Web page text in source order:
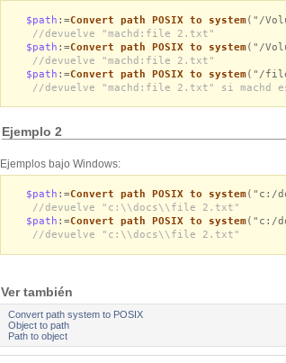
$path :=Convert path POSIX to system("/
//devuelve "machd:file 2.txt"
$path :=Convert path POSIX to system("/
//devuelve "machd:file 2.txt"
$path :=Convert path POSIX to system("/
//devuelve "machd:file 2.txt" si machd
Ejemplo 2
Ejemplos bajo Windows:
$path :=Convert path POSIX to system("c:/
//devuelve "c:\\docs\\file 2.txt"
$path :=Convert path POSIX to system("c:/
//devuelve "c:\\docs\\file 2.txt"
Ver también
Convert path system to POSIX
Object to path
Path to object